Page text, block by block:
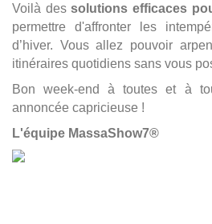
Voilà dessolutions efficaces
permettre d'affronter les
d’hiver. Vous allez pouvoir
itinéraires quotidiens sans vous
Bon week-end à toutes et à
annoncée capricieuse !
L'équipe MassaShow7®